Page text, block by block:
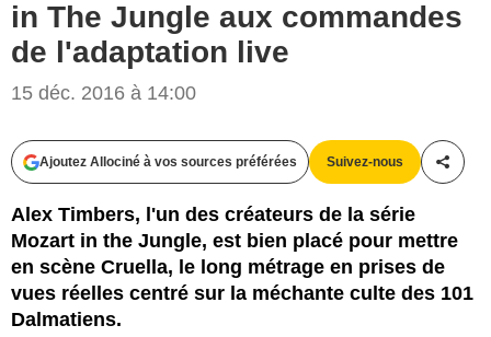
in The Jungle aux commandes
de l'adaptation live
15 déc. 2016 à 14:00
Ajoutez Allociné à vos sources préférées Suivez-nous
Alex Timbers, l'un des créateurs de la série
Mozart in the Jungle, est bien placé pour mettre
en scène Cruella, le long métrage en prises de
vues réelles centré sur la méchante culte des 101
Dalmatiens.
D.R.